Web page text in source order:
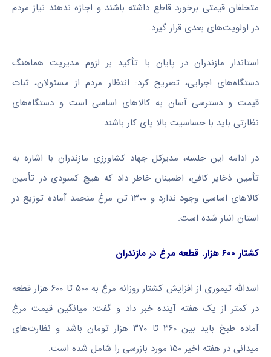
متخلفان قیمتی برخورد قاطع داشته باشند و اجازه ندهند نیاز مردم
در اولویت‌های بعدی قرار گیرد.
استاندار مازندران در پایان با تأکید بر لزوم مدیریت هماهنگ
دستگاه‌های اجرایی، تصریح کرد: انتظار مردم از مسئولان، ثبات
قیمت و دسترسی آسان به کالاهای اساسی است و دستگاه‌های
نظارتی باید با حساسیت بالا پای کار باشند.
در ادامه این جلسه، مدیرکل جهاد کشاورزی مازندران با اشاره به
تأمین ذخایر کافی، اطمینان خاطر داد که هیچ کمبودی در تأمین
کالاهای اساسی وجود ندارد و ۱۳۰۰ تن مرغ منجمد آماده توزیع در
استان انبار شده است.
کشتار ۶۰۰ هزار. قطعه مرغ در مازندران
اسدالله تیموری از افزایش کشتار روزانه مرغ به ۵۰۰ تا ۶۰۰ هزار قطعه
در کمتر از یک هفته آینده خبر داد و گفت: میانگین قیمت مرغ
آماده طبخ باید بین ۳۶۰ تا ۳۷۰ هزار تومان باشد و نظارت‌های
میدانی در هفته اخیر ۱۵۰ مورد بازرسی را شامل شده است.